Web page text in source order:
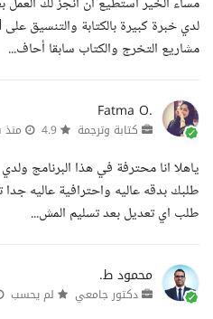
مشاريع التخرج والكتاب سابقا أحاف...
Fatma O.
كتابة وترجمة
ياهلا انا محترفة في هذا البرنامج
طلبك بدقه عاليه واحترافية عاليه
طلب اي تعديل بعد تسليم المش...
محمود ط.
دكتور جامعي لم يحسب